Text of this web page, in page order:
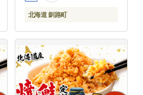
北海道 釧路町